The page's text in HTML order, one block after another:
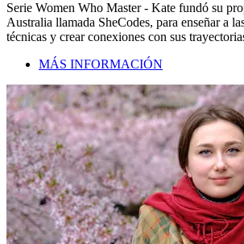
Serie Women Who Master - Kate fundó su
Australia llamada SheCodes, para enseñar a
técnicas y crear conexiones con sus
MÁS INFORMACIÓN